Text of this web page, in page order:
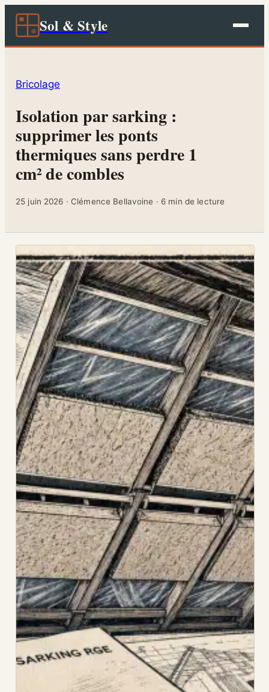
Sol & Style
Bricolage
Isolation par sarking :
supprimer les ponts
thermiques sans perdre 1
cm² de combles
25 juin 2026 · Clémence Bellavoine · 6 min de lecture